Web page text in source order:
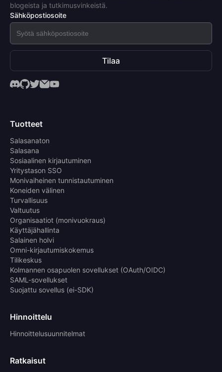
blogeista ja tutkimusvinkeistä.
Sähköpostiosoite
Tilaa
Tuotteet
Salasanaton
Salasana
Sosiaalinen kirjautuminen
Yritystason SSO
Monivaiheinen tunnistautuminen
Koneiden välinen
Turvallisuus
Valtuutus
Organisaatiot (monivuokraus)
Käyttäjähallinta
Salainen holvi
Omni-kirjautumiskokemus
Tilikeskus
Kolmannen osapuolen sovellukset (OAuth/OIDC)
SAML-sovellukset
Suojattu sovellus (ei-SDK)
Hinnoittelu
Hinnoittelusuunnitelmat
Ratkaisut